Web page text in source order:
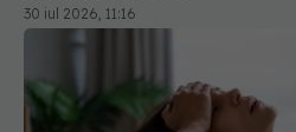
30 iul 2026, 11:16